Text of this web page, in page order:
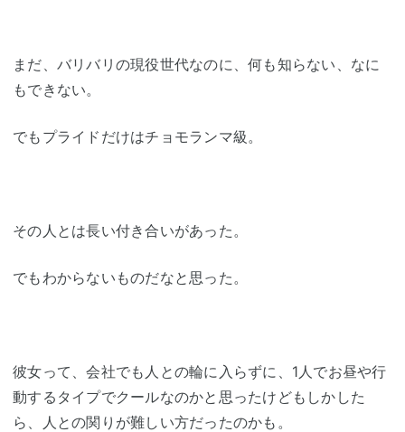
まだ、バリバリの現役世代なのに、何も知らない、なに
もできない。
でもプライドだけはチョモランマ級。
その人とは長い付き合いがあった。
でもわからないものだなと思った。
彼女って、会社でも人との輪に入らずに、1人でお昼や行
動するタイプでクールなのかと思ったけどもしかした
ら、人との関りが難しい方だったのかも。